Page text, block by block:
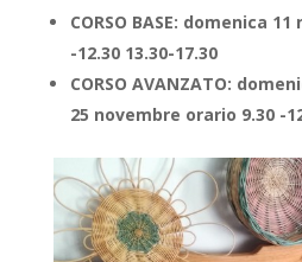
CORSO BASE: domenica 11
-12.30 13.30-17.30
CORSO AVANZATO:
25 novembre orario 9.30 -